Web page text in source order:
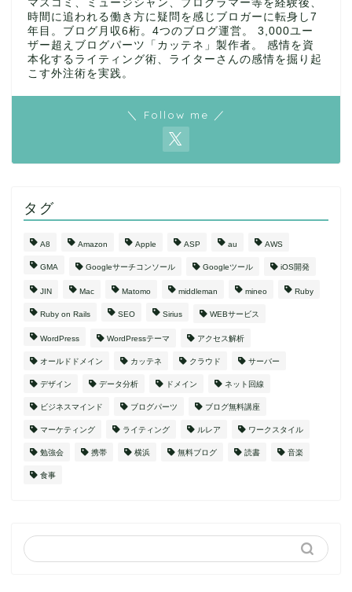
マスコミ、ミュージシャン、プログラマー等を経験後、
時間に追われる働き方に疑問を感じブロガーに転身し7
年目。ブログ月収6桁。4つのブログ運営。 3,000ユー
ザー超えブログパーツ「カッテネ」製作者。 感情を資
本化するライティング術、ライターさんの感情を掘り起
こす外注術を実践。
＼ Follow me ／
タグ
A8 Amazon Apple ASP au AWS
GMA Googleサーチコンソール Googleツール iOS開発
JIN Mac Matomo middleman mineo Ruby
Ruby on Rails SEO Sirius WEBサービス
WordPress WordPressテーマ アクセス解析
オールドドメイン カッテネ クラウド サーバー
デザイン データ分析 ドメイン ネット回線
ビジネスマインド ブログパーツ ブログ無料講座
マーケティング ライティング ルレア ワークスタイル
勉強会 携帯 横浜 無料ブログ 読書 音楽
食事